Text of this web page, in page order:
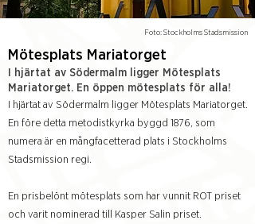
Foto: Stockholms Stadsmission
Mötesplats Mariatorget
I hjärtat av Södermalm ligger Mötesplats
Mariatorget. En öppen mötesplats för alla!
I hjärtat av Södermalm ligger Mötesplats Mariatorget.
En före detta metodistkyrka byggd 1876, som
numera är en mångfacetterad plats i Stockholms
Stadsmission regi.
En prisbelönt mötesplats som har vunnit ROT priset
och varit nominerad till Kasper Salin priset.